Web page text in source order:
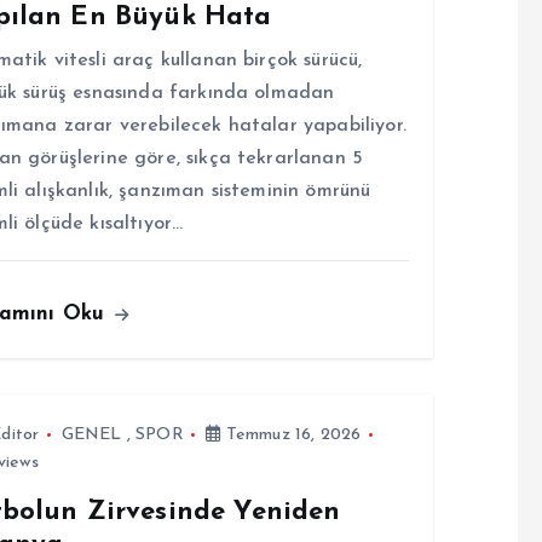
En Büyük Hata
vitesli araç kullanan birçok sürücü,
sürüş esnasında farkında olmadan
zarar verebilecek hatalar yapabiliyor.
görüşlerine göre, sıkça tekrarlanan 5
alışkanlık, şanzıman sisteminin ömrünü
ölçüde kısaltıyor…
Oku
GENEL ,SPOR
Temmuz 16, 2026
Zirvesinde Yeniden